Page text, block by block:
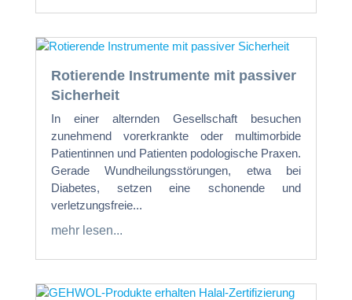
Rotierende Instrumente mit passiver
Sicherheit
In einer alternden Gesellschaft besuchen
zunehmend vorerkrankte oder multimorbide
Patientinnen und Patienten podologische Praxen.
Gerade Wundheilungsstörungen, etwa bei
Diabetes, setzen eine schonende und
verletzungsfreie...
mehr lesen...